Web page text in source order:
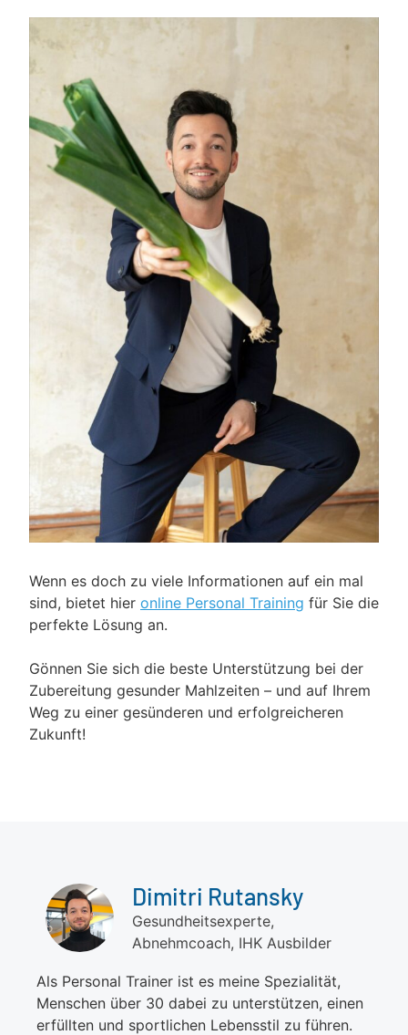
Wenn es doch zu viele Informationen auf ein mal
sind, bietet hier online Personal Training für Sie die
perfekte Lösung an.
Gönnen Sie sich die beste Unterstützung bei der
Zubereitung gesunder Mahlzeiten – und auf Ihrem
Weg zu einer gesünderen und erfolgreicheren
Zukunft!
Dimitri Rutansky
Gesundheitsexperte,
Abnehmcoach, IHK Ausbilder
Als Personal Trainer ist es meine Spezialität,
Menschen über 30 dabei zu unterstützen, einen
erfüllten und sportlichen Lebensstil zu führen.